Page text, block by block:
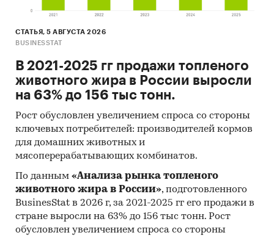
СТАТЬЯ, 5 АВГУСТА 2026
BUSINESSTAT
В 2021-2025 гг продажи топленого
животного жира в России выросли
на 63% до 156 тыс тонн.
Рост обусловлен увеличением спроса со стороны
ключевых потребителей: производителей кормов
для домашних животных и
мясоперерабатывающих комбинатов.
По данным «Анализа рынка топленого
животного жира в России», подготовленного
BusinesStat в 2026 г, за 2021-2025 гг его продажи в
стране выросли на 63% до 156 тыс тонн. Рост
обусловлен увеличением спроса со стороны